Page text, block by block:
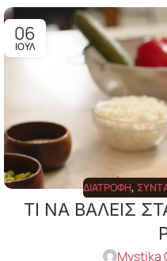
06
ΙΟΎΛ
ΔΙΑΤΡΟΦΉ,
ΤΙ ΝΑ ΒΑΛΕΙΣ
Mystika